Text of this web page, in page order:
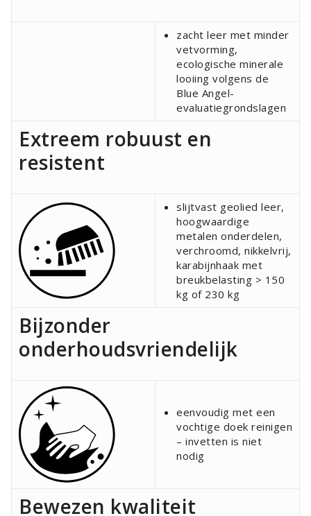
zacht leer met minder
vetvorming,
ecologische minerale
looiing volgens de
Blue Angel-
evaluatiegrondslagen
Extreem robuust en
resistent
slijtvast geolied leer,
hoogwaardige
metalen onderdelen,
verchroomd, nikkelvrij,
karabijnhaak met
breukbelasting > 150
kg of 230 kg
Bijzonder
onderhoudsvriendelijk
eenvoudig met een
vochtige doek reinigen
– invetten is niet
nodig
Bewezen kwaliteit